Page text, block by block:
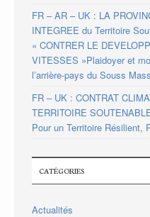
FR – AR – UK : LA
INTEGREE du Territoire
« CONTRER LE
VITESSES »Plaidoyer et
l’arrière-pays du Souss
FR – UK : CONTRAT
TERRITOIRE
Pour un Territoire Résilient,
CATÉGORIES
Actualités